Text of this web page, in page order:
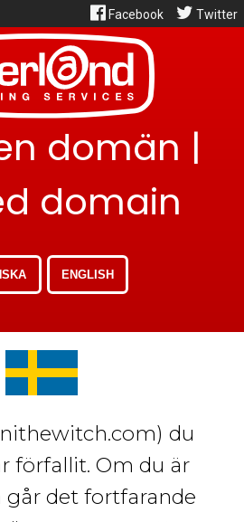
Facebook Twitter
domän |
domain
ENGLISH
du
förfallit. Om du är
det fortfarande